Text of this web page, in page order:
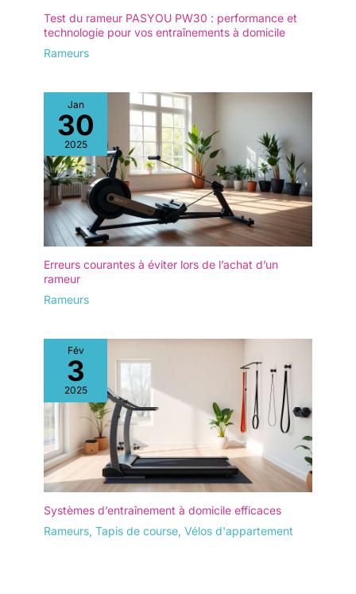
Si tu as tout de même
une question, notre
personnellement. Pour
que tu puisses profiter
longtemps de ton
appareil, nous tenons un
stock permanent de
pièces d'usure et de
rechange afin de garantir
la longévité et la
durabilité de ton appareil.
Des accessoires sont
également disponibles
Test du rameur PASYOU PW30 : performance et
technologie pour vos entraînements à domicile
Rameurs
Jan
30
2025
Erreurs courantes à éviter lors de l’achat d’un
rameur
Rameurs
Fév
3
2025
Systèmes d’entraînement à domicile efficaces
Rameurs, Tapis de course, Vélos d'appartement